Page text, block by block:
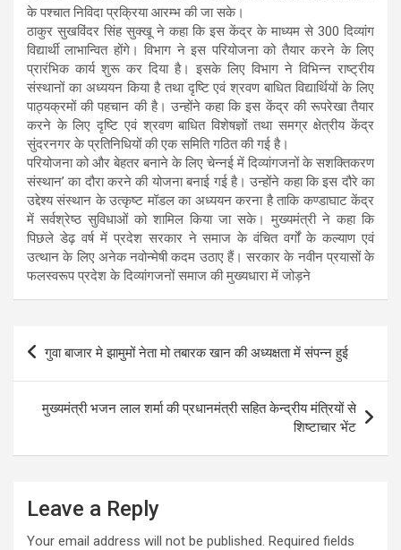
के पश्चात निविदा प्रक्रिया आरम्भ की जा सके।
ठाकुर सुखविंदर सिंह सुक्खू ने कहा कि इस केंद्र के माध्यम से 300 दिव्यांग
विद्यार्थी लाभान्वित होंगे। विभाग ने इस परियोजना को तैयार करने के लिए
प्रारंभिक कार्य शुरू कर दिया है। इसके लिए विभाग ने विभिन्न राष्ट्रीय
संस्थानों का अध्ययन किया है तथा दृष्टि एवं श्रवण बाधित विद्यार्थियों के लिए
पाठ्यक्रमों की पहचान की है। उन्होंने कहा कि इस केंद्र की रूपरेखा तैयार
करने के लिए दृष्टि एवं श्रवण बाधित विशेषज्ञों तथा समग्र क्षेत्रीय केंद्र
सुंदरनगर के प्रतिनिधियों की एक समिति गठित की गई है।
परियोजना को और बेहतर बनाने के लिए चेन्नई में दिव्यांगजनों के सशक्तिकरण
संस्थान’ का दौरा करने की योजना बनाई गई है। उन्होंने कहा कि इस दौरे का
उद्देश्य संस्थान के उत्कृष्ट मॉडल का अध्ययन करना है ताकि कण्डाघाट केंद्र
में सर्वश्रेष्ठ सुविधाओं को शामिल किया जा सके। मुख्यमंत्री ने कहा कि
पिछले डेढ़ वर्ष में प्रदेश सरकार ने समाज के वंचित वर्गों के कल्याण एवं
उत्थान के लिए अनेक नवोन्मेषी कदम उठाए हैं। सरकार के नवीन प्रयासों के
फलस्वरूप प्रदेश के दिव्यांगजनों समाज की मुख्यधारा में जोड़ने
Post
navigation
गुवा बाजार मे झामुमों नेता मो तबारक खान की अध्यक्षता में संपन्न हुई
मुख्यमंत्री भजन लाल शर्मा की प्रधानमंत्री सहित केन्द्रीय मंत्रियों से
शिष्टाचार भेंट
Leave a Reply
Your email address will not be published. Required fields